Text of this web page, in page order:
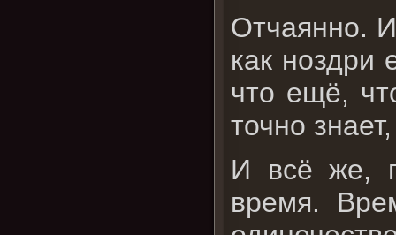
Отчаянно.
как ноздри
что ещё,
точно
И всё же,
время.